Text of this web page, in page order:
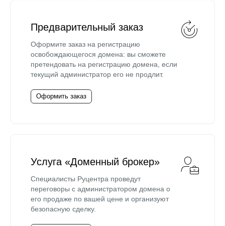
Предварительный заказ
Оформите заказ на регистрацию
освобождающегося домена: вы сможете
претендовать на регистрацию домена, если
текущий администратор его не продлит.
Оформить заказ
Услуга «Доменный брокер»
Специалисты Руцентра проведут
переговоры с администратором домена о
его продаже по вашей цене и организуют
безопасную сделку.